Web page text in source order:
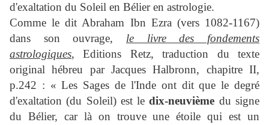
d'exaltation du Soleil en Bélier en astrologie.
Comme le dit Abraham Ibn Ezra (vers 1082-1167)
dans son ouvrage, le livre des fondements
astrologiques, Editions Retz, traduction du texte
original hébreu par Jacques Halbronn, chapitre II,
p.242 : « Les Sages de l'Inde ont dit que le degré
d'exaltation (du Soleil) est ledix-neuvième du signe
du Bélier, car là on trouve une étoile qui est un